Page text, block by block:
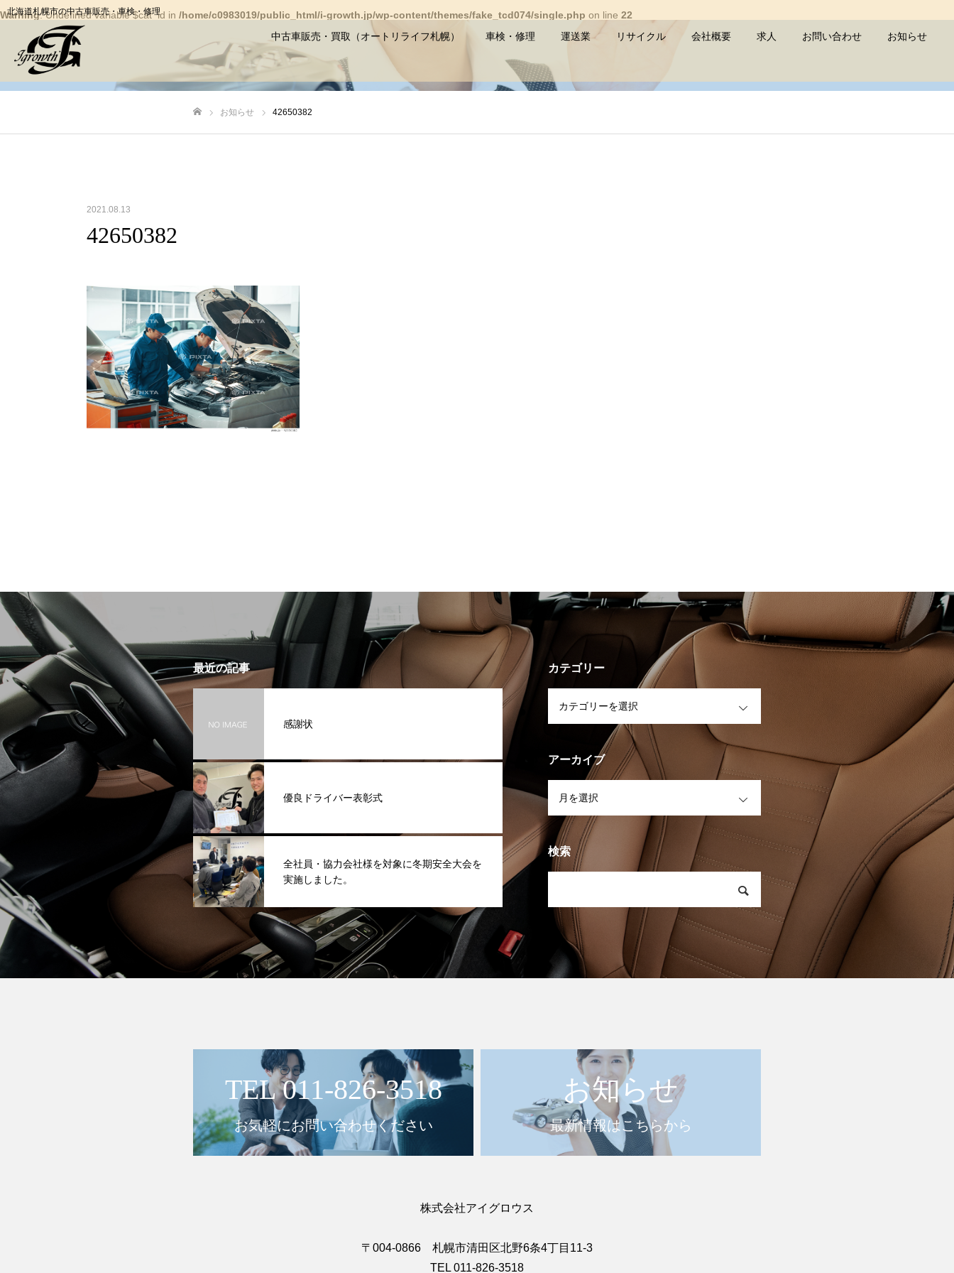
北海道札幌市の中古車販売・車検・修理
中古車販売・買取（オートリライフ札幌） 車検・修理 運送業 リサイクル 会社概要 求人 お問い合わせ お知らせ
Warning: Undefined variable $cat_id in /home/c0983019/public_html/i-growth.jp/wp-content/themes/fake_tcd074/single.php on line 22
お知らせ 42650382
2021.08.13
42650382
最近の記事
感謝状
優良ドライバー表彰式
全社員・協力会社様を対象に冬期安全大会を
実施しました。
カテゴリー
アーカイブ
検索
TEL 011-826-3518
お気軽にお問い合わせください
お知らせ
最新情報はこちらから
株式会社アイグロウス
〒004-0866 札幌市清田区北野6条4丁目11-3
TEL 011-826-3518